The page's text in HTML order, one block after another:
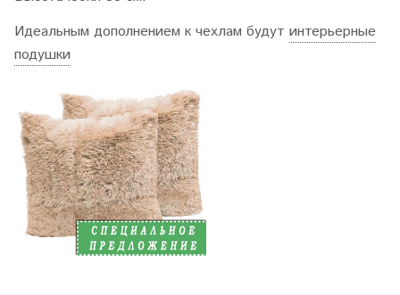
Идеальным дополнением к чехлам будут интерьерные
подушки